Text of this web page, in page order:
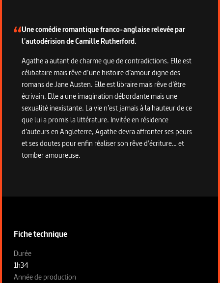
Une comédie romantique franco-anglaise relevée par
l'autodérision de Camille Rutherford.
Agathe a autant de charme que de contradictions. Elle est
célibataire mais rêve d’une histoire d’amour digne des
romans de Jane Austen. Elle est libraire mais rêve d’être
écrivain. Elle a une imagination débordante mais une
sexualité inexistante. La vie n’est jamais à la hauteur de ce
que lui a promis la littérature. Invitée en résidence
d’auteurs en Angleterre, Agathe devra affronter ses peurs
et ses doutes pour enfin réaliser son rêve d’écriture… et
tomber amoureuse.
Fiche technique
Fiche technique section gauche
Durée
1h34
Année de production